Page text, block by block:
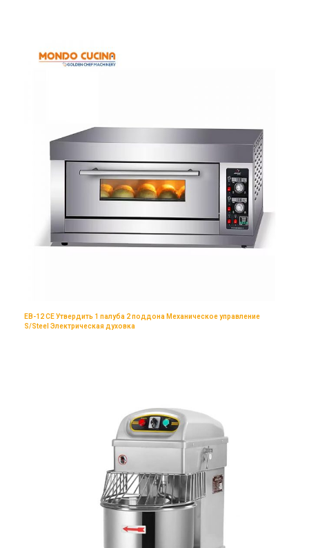
EB-12 CE Утвердить 1 палуба 2 поддона Механическое управление
S/Steel Электрическая духовка